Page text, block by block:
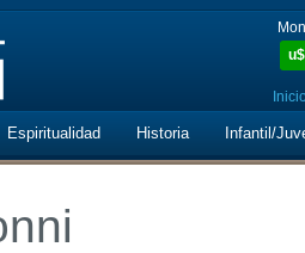
u$
Espiritualidad Historia Infantil/